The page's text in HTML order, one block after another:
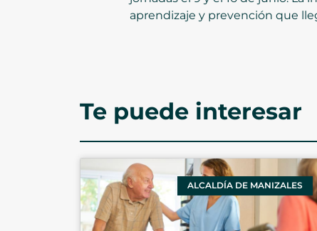
aprendizaje y prevención que
Te puede interesar
ALCALDÍA DE MANIZALES